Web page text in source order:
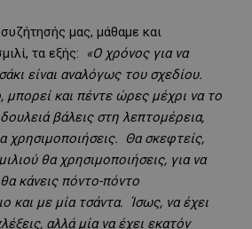
μας, μάθαμε και
τα εξής:
«Ο χρόνος για να
είναι αναλόγως του σχεδίου.
μπορεί και πέντε ώρες μέχρι να το
βάλεις στη λεπτομέρεια,
χρησιμοποιήσεις. Θα σκεφτείς,
θα χρησιμοποιήσεις, για να
θα κάνεις πόντο-πόντο
και με μία τσάντα. Ίσως, να έχει
αλλά μία να έχει εκατόν